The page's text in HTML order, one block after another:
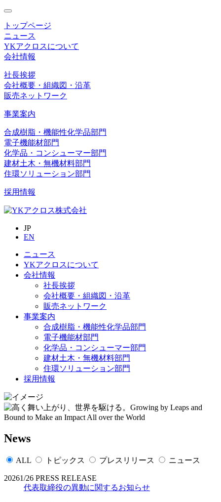
toggle
navigation
トップページ
ニュース
YKアクロスについて
会社情報
社長挨拶
会社概要・組織図・沿革
販売ネットワーク
事業案内
合成樹脂・機能性化学品部門
電子機能材部門
化学品・コンシューマー部門
建材土木・無機材料部門
住環ソリューション部門
採用情報
JP
EN
ニュース
YKアクロスについて
会社情報
社長挨拶
会社概要・組織図・沿革
販売ネットワーク
事業案内
合成樹脂・機能性化学品部門
電子機能材部門
化学品・コンシューマー部門
建材土木・無機材料部門
住環ソリューション部門
採用情報
News
ALL トピックス プレスリリース ニュース
20261/26 PRESS RELEASE
代表取締役の異動に関するお知らせ